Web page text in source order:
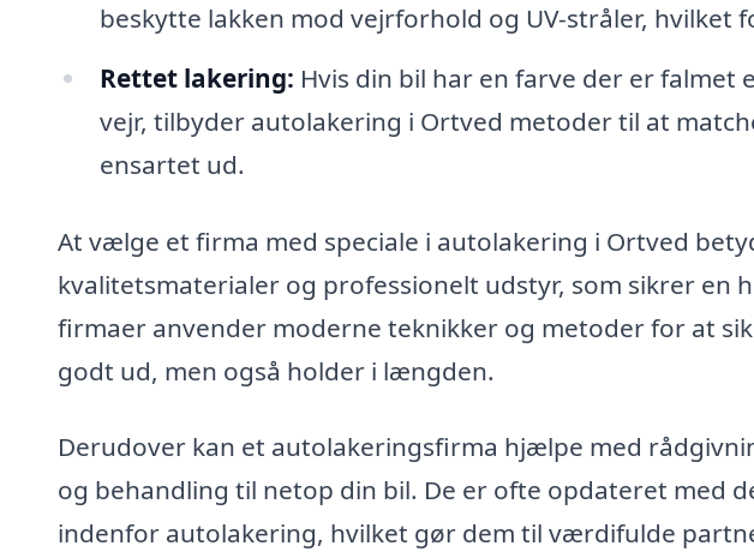
beskytte lakken mod vejrforhold og UV-stråler, hvilket
Rettet lakering: Hvis din bil har en farve der er
vejr, tilbyder autolakering i Ortved metoder til at
ensartet ud.
At vælge et firma med speciale i autolakering i Ortved
kvalitetsmaterialer og professionelt udstyr, som sikrer en
firmaer anvender moderne teknikker og metoder for at
godt ud, men også holder i længden.
Derudover kan et autolakeringsfirma hjælpe med
og behandling til netop din bil. De er ofte opdateret med
indenfor autolakering, hvilket gør dem til værdifulde